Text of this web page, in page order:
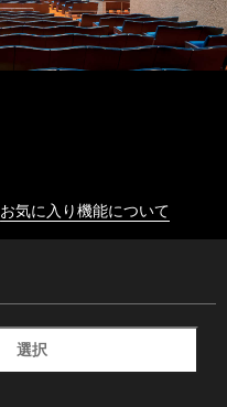
お気に入り機能について
選択